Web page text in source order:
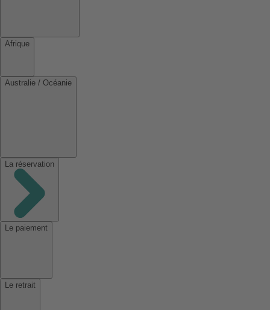
Afrique
Australie / Océanie
La réservation
Le paiement
Le retrait